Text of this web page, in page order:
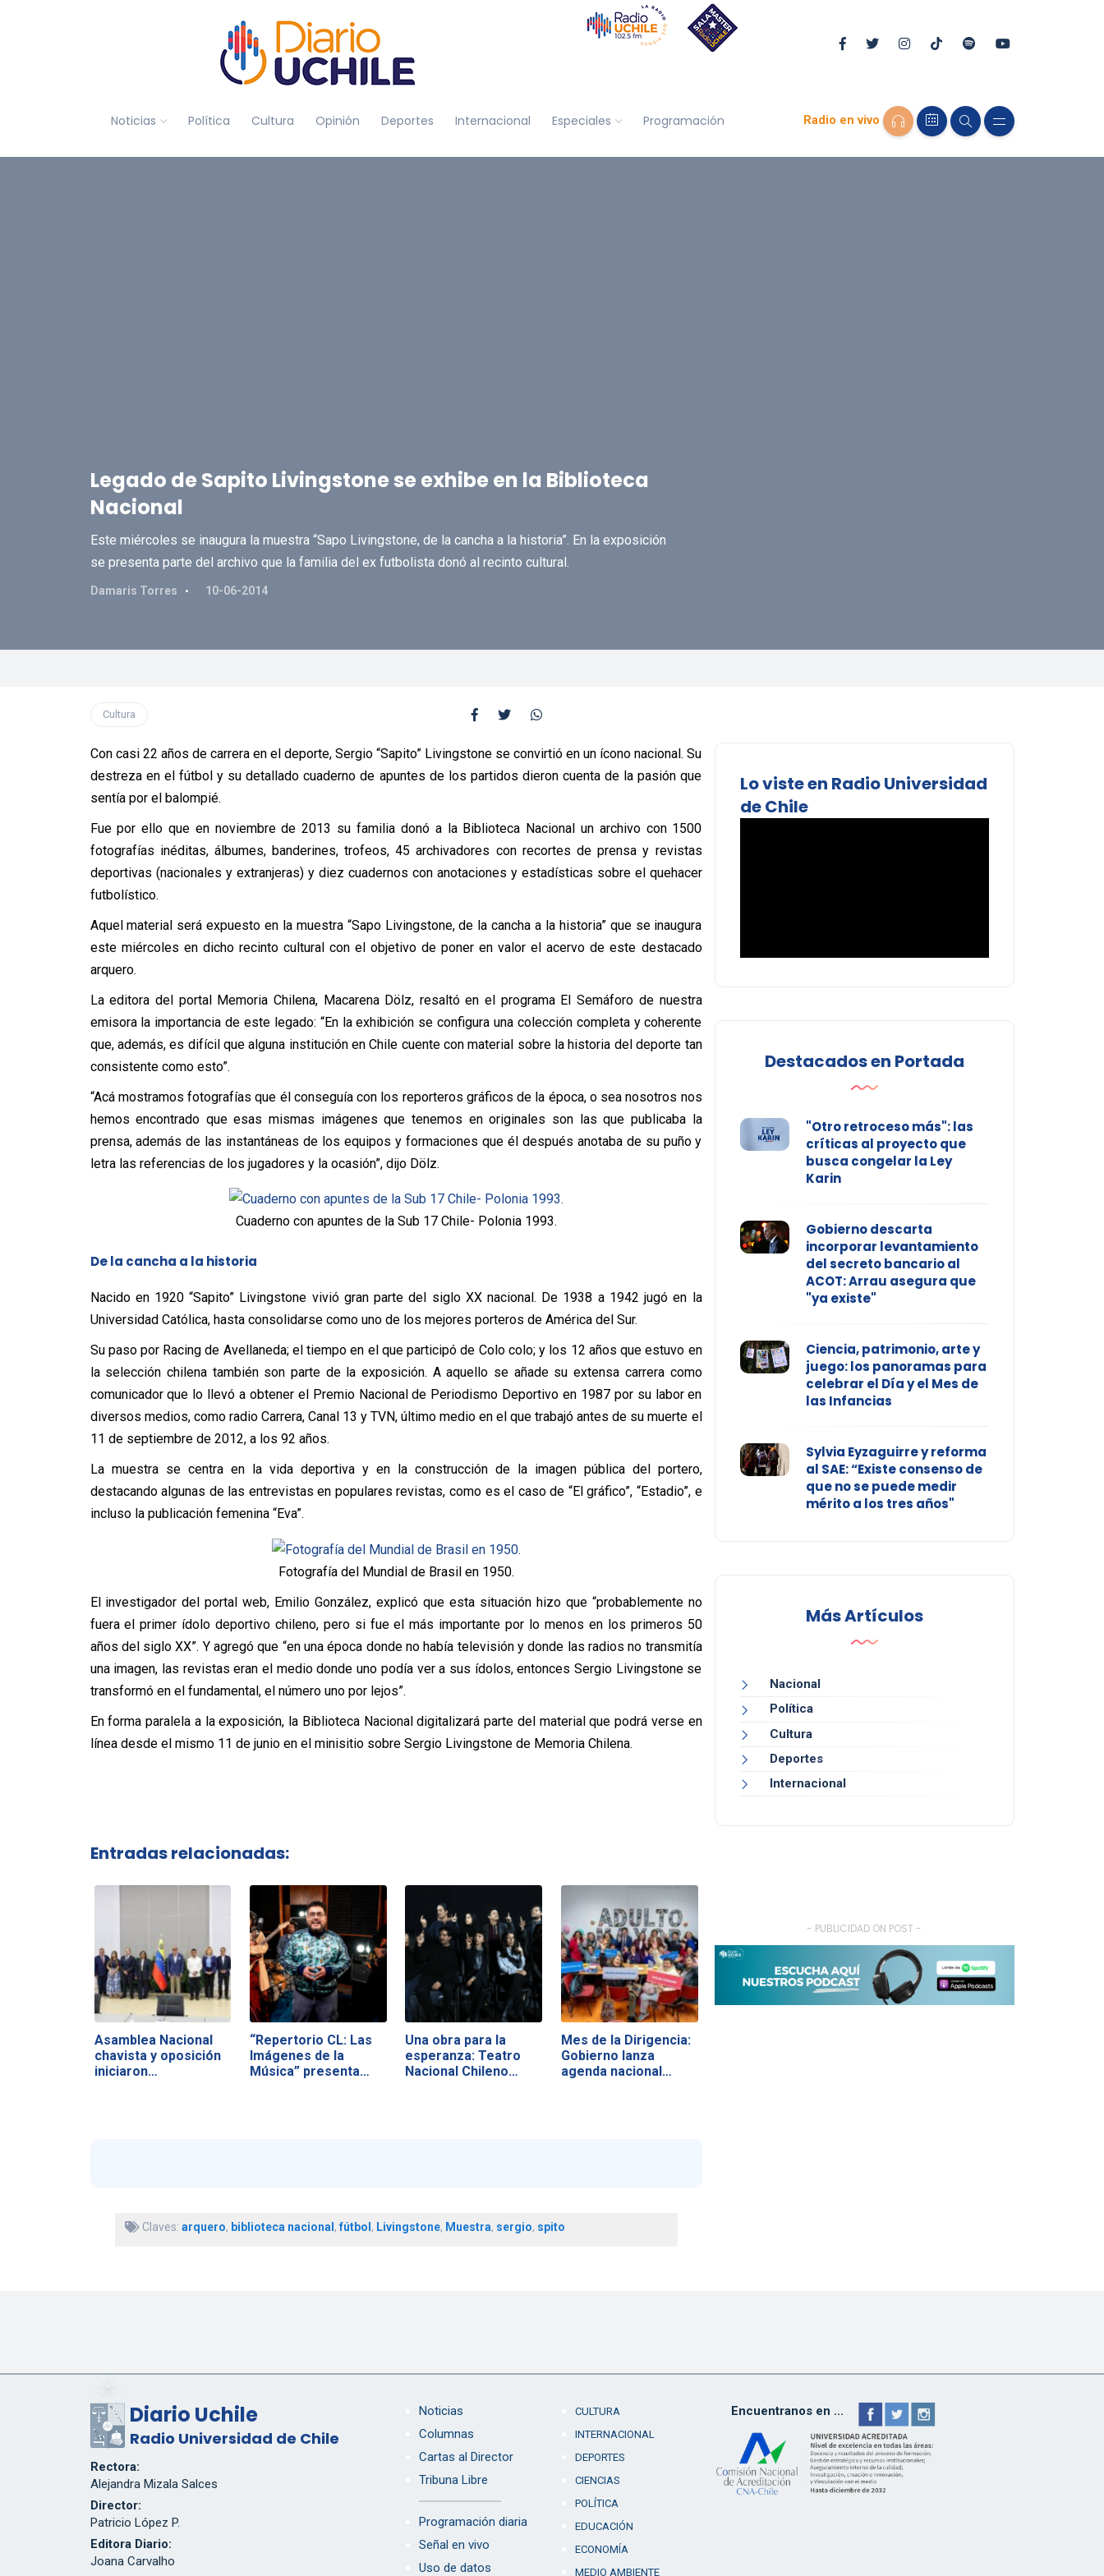
Noticias Política Cultura Opinión Deportes Internacional Especiales Programación Radio en vivo
Legado de Sapito Livingstone se exhibe en la Biblioteca
Nacional
Este miércoles se inaugura la muestra “Sapo Livingstone, de la cancha a la historia”. En la exposición
se presenta parte del archivo que la familia del ex futbolista donó al recinto cultural.
Damaris Torres 10-06-2014
Cultura
Con casi 22 años de carrera en el deporte, Sergio “Sapito” Livingstone se convirtió en un ícono nacional. Su
destreza en el fútbol y su detallado cuaderno de apuntes de los partidos dieron cuenta de la pasión que
sentía por el balompié.
Fue por ello que en noviembre de 2013 su familia donó a la Biblioteca Nacional un archivo con 1500
fotografías inéditas, álbumes, banderines, trofeos, 45 archivadores con recortes de prensa y revistas
deportivas (nacionales y extranjeras) y diez cuadernos con anotaciones y estadísticas sobre el quehacer
futbolístico.
Aquel material será expuesto en la muestra “Sapo Livingstone, de la cancha a la historia” que se inaugura
este miércoles en dicho recinto cultural con el objetivo de poner en valor el acervo de este destacado
arquero.
La editora del portal Memoria Chilena, Macarena Dölz, resaltó en el programa El Semáforo de nuestra
emisora la importancia de este legado: “En la exhibición se configura una colección completa y coherente
que, además, es difícil que alguna institución en Chile cuente con material sobre la historia del deporte tan
consistente como esto”.
“Acá mostramos fotografías que él conseguía con los reporteros gráficos de la época, o sea nosotros nos
hemos encontrado que esas mismas imágenes que tenemos en originales son las que publicaba la
prensa, además de las instantáneas de los equipos y formaciones que él después anotaba de su puño y
letra las referencias de los jugadores y la ocasión”, dijo Dölz.
Cuaderno con apuntes de la Sub 17 Chile- Polonia 1993.
De la cancha a la historia
Nacido en 1920 “Sapito” Livingstone vivió gran parte del siglo XX nacional. De 1938 a 1942 jugó en la
Universidad Católica, hasta consolidarse como uno de los mejores porteros de América del Sur.
Su paso por Racing de Avellaneda; el tiempo en el que participó de Colo colo; y los 12 años que estuvo en
la selección chilena también son parte de la exposición. A aquello se añade su extensa carrera como
comunicador que lo llevó a obtener el Premio Nacional de Periodismo Deportivo en 1987 por su labor en
diversos medios, como radio Carrera, Canal 13 y TVN, último medio en el que trabajó antes de su muerte el
11 de septiembre de 2012, a los 92 años.
La muestra se centra en la vida deportiva y en la construcción de la imagen pública del portero,
destacando algunas de las entrevistas en populares revistas, como es el caso de “El gráfico”, “Estadio”, e
incluso la publicación femenina “Eva”.
Fotografía del Mundial de Brasil en 1950.
El investigador del portal web, Emilio González, explicó que esta situación hizo que “probablemente no
fuera el primer ídolo deportivo chileno, pero si fue el más importante por lo menos en los primeros 50
años del siglo XX”. Y agregó que “en una época donde no había televisión y donde las radios no transmitía
una imagen, las revistas eran el medio donde uno podía ver a sus ídolos, entonces Sergio Livingstone se
transformó en el fundamental, el número uno por lejos”.
En forma paralela a la exposición, la Biblioteca Nacional digitalizará parte del material que podrá verse en
línea desde el mismo 11 de junio en el minisitio sobre Sergio Livingstone de Memoria Chilena.
Entradas relacionadas:
Asamblea Nacional
chavista y oposición
iniciaron…
“Repertorio CL: Las
Imágenes de la
Música” presenta…
Una obra para la
esperanza: Teatro
Nacional Chileno…
Mes de la Dirigencia:
Gobierno lanza
agenda nacional…
Claves: arquero, biblioteca nacional ,fútbol , Livingstone, Muestra, sergio, spito
Lo viste en Radio Universidad
de Chile
Destacados en Portada
"Otro retroceso más": las
críticas al proyecto que
busca congelar la Ley
Karin
Gobierno descarta
incorporar levantamiento
del secreto bancario al
ACOT: Arrau asegura que
"ya existe"
Ciencia, patrimonio, arte y
juego: los panoramas para
celebrar el Día y el Mes de
las Infancias
Sylvia Eyzaguirre y reforma
al SAE: “Existe consenso de
que no se puede medir
mérito a los tres años"
Más Artículos
Nacional
Política
Cultura
Deportes
Internacional
- PUBLICIDAD ON POST -
Diario Uchile
Radio Universidad de Chile
Rectora:
Alejandra Mizala Salces
Director:
Patricio López P.
Editora Diario:
Joana Carvalho
Noticias
Columnas
Cartas al Director
Tribuna Libre
Programación diaria
Señal en vivo
Uso de datos
CULTURA
INTERNACIONAL
DEPORTES
CIENCIAS
POLÍTICA
EDUCACIÓN
ECONOMÍA
MEDIO AMBIENTE
Encuentranos en ...